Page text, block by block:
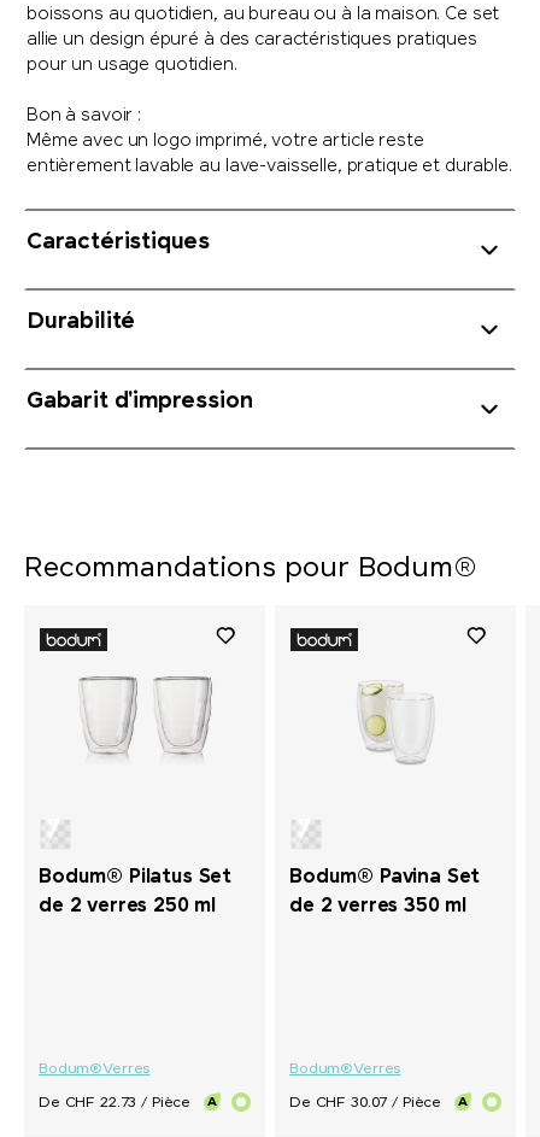
boissons au quotidien, au bureau ou à la maison. Ce set
allie un design épuré à des caractéristiques pratiques
pour un usage quotidien.
Bon à savoir :
Même avec un logo imprimé, votre article reste
entièrement lavable au lave-vaisselle, pratique et durable.
Caractéristiques
Durabilité
Gabarit d'impression
Recommandations pour Bodum®
Bodum® Pilatus Set
de 2 verres 250 ml
Bodum®Verres
De CHF 22.73 / Pièce
Bodum® Pavina Set
de 2 verres 350 ml
Bodum®Verres
De CHF 30.07 / Pièce